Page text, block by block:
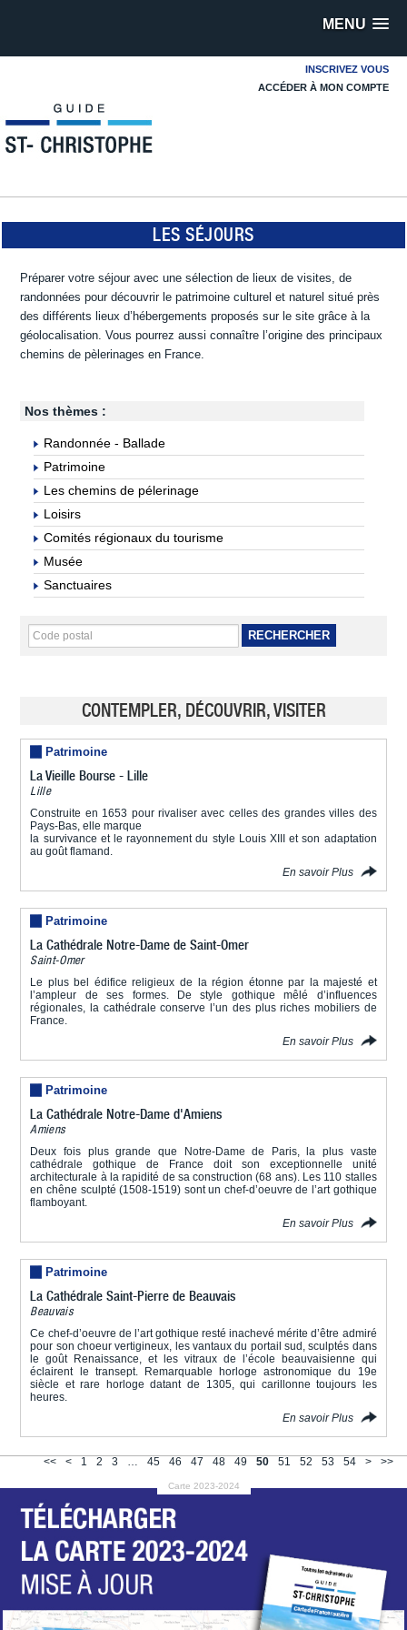
MENU
INSCRIVEZ VOUS
ACCÉDER À MON COMPTE
LES SÉJOURS
Préparer votre séjour avec une sélection de lieux de visites, de
randonnées pour découvrir le patrimoine culturel et naturel situé près
des différents lieux d’hébergements proposés sur le site grâce à la
géolocalisation. Vous pourrez aussi connaître l’origine des principaux
chemins de pèlerinages en France.
Nos thèmes :
Randonnée - Ballade
Patrimoine
Les chemins de pélerinage
Loisirs
Comités régionaux du tourisme
Musée
Sanctuaires
RECHERCHER
CONTEMPLER, DÉCOUVRIR, VISITER
Patrimoine
La Vieille Bourse - Lille
Lille
Construite en 1653 pour rivaliser avec celles des grandes villes des
Pays-Bas, elle marque
la survivance et le rayonnement du style Louis XIII et son adaptation
au goût flamand.
En savoir Plus
Patrimoine
La Cathédrale Notre-Dame de Saint-Omer
Saint-Omer
Le plus bel édifice religieux de la région étonne par la majesté et
l’ampleur de ses formes. De style gothique mêlé d’influences
régionales, la cathédrale conserve l’un des plus riches mobiliers de
France.
En savoir Plus
Patrimoine
La Cathédrale Notre-Dame d'Amiens
Amiens
Deux fois plus grande que Notre-Dame de Paris, la plus vaste
cathédrale gothique de France doit son exceptionnelle unité
architecturale à la rapidité de sa construction (68 ans). Les 110 stalles
en chêne sculpté (1508-1519) sont un chef-d’oeuvre de l’art gothique
flamboyant.
En savoir Plus
Patrimoine
La Cathédrale Saint-Pierre de Beauvais
Beauvais
Ce chef-d’oeuvre de l’art gothique resté inachevé mérite d’être admiré
pour son choeur vertigineux, les vantaux du portail sud, sculptés dans
le goût Renaissance, et les vitraux de l’école beauvaisienne qui
éclairent le transept. Remarquable horloge astronomique du 19e
siècle et rare horloge datant de 1305, qui carillonne toujours les
heures.
En savoir Plus
<< < 1 2 3 … 45 46 47 48 49 50 51 52 53 54 > >>
Carte 2023-2024